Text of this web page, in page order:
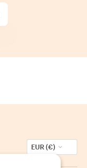
EUR (€)